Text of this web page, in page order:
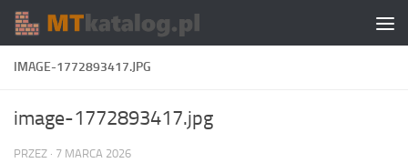
Skip to content
IMAGE-1772893417.JPG
image-1772893417.jpg
PRZEZ · 7 MARCA 2026